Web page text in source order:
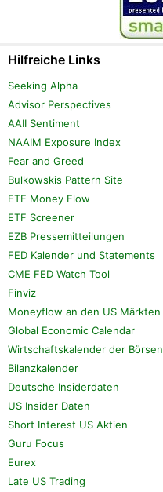
Hilfreiche Links
Seeking Alpha
Advisor Perspectives
AAII Sentiment
NAAIM Exposure Index
Fear and Greed
Bulkowskis Pattern Site
ETF Money Flow
ETF Screener
EZB Pressemitteilungen
FED Kalender und Statements
CME FED Watch Tool
Finviz
Moneyflow an den US Märkten
Global Economic Calendar
Wirtschaftskalender der Börsen
Bilanzkalender
Deutsche Insiderdaten
US Insider Daten
Short Interest US Aktien
Guru Focus
Eurex
Late US Trading